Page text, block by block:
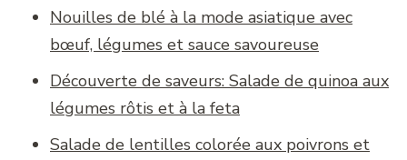
Nouilles de blé à la mode asiatique avec
bœuf, légumes et sauce savoureuse
Découverte de saveurs: Salade de quinoa aux
légumes rôtis et à la feta
Salade de lentilles colorée aux poivrons et